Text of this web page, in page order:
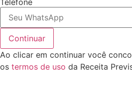
Continuar
Ao clicar em continuar você
os termos de uso da Receita